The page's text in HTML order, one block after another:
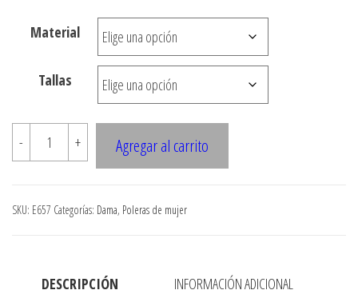
desde
$3.000
hasta
$7.900
Material
Tallas
-
E657
MANGA
+ Agregar al carrito
SKU: E657 Categorías: Dama, Poleras de mujer
DESCRIPCIÓN INFORMACIÓN ADICIONAL